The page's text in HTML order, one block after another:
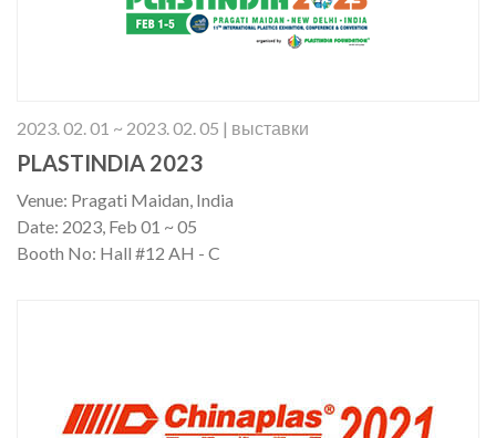
2023. 02. 01 ~ 2023. 02. 05 | выставки
PLASTINDIA 2023
Venue: Pragati Maidan, India
Date: 2023, Feb 01 ~ 05
Booth No: Hall #12 AH - C